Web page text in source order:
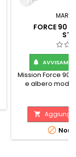
FORCE 90
 AVVISAMI
Mission Force
e albero
asta
Realizzato con
qualità, il Force
perfetto di 90
 Aggiungi
 Non